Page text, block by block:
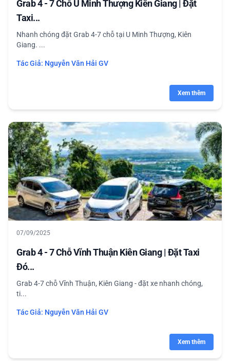
Grab 4 - 7 Chỗ U Minh Thượng Kiên Giang | Đặt
Taxi...
Nhanh chóng đặt Grab 4-7 chỗ tại U Minh Thượng, Kiên
Giang. ...
Tác Giả: Nguyễn Văn Hải GV
Xem thêm
07/09/2025
Grab 4 - 7 Chỗ Vĩnh Thuận Kiên Giang | Đặt Taxi
Đó...
Grab 4-7 chỗ Vĩnh Thuận, Kiên Giang - đặt xe nhanh chóng,
ti...
Tác Giả: Nguyễn Văn Hải GV
Xem thêm